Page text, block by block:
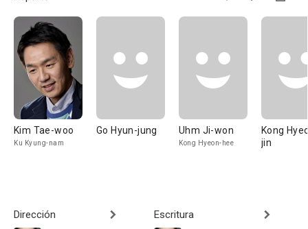
Kim Tae-woo
Ku Kyung-nam
Go Hyun-jung Uhm Ji-won
Kong Hyeon-hee
Kong
jin
Dirección Escritura